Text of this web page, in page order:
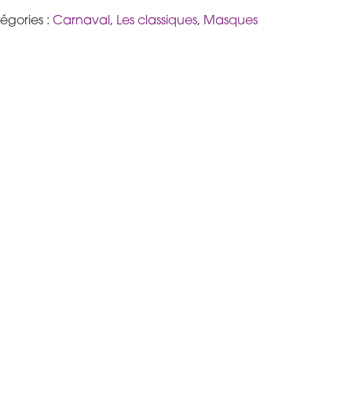
: Carnaval, Les classiques, Masques